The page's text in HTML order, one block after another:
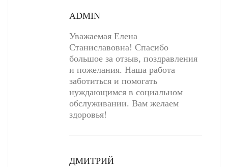
ADMIN
Уважаемая Елена
Станиславовна! Спасибо
большое за отзыв, поздравления
и пожелания. Наша работа
заботиться и помогать
нуждающимся в социальном
обслуживании. Вам желаем
здоровья!
ДМИТРИЙ